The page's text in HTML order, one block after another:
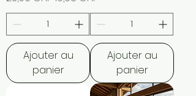
Ajouter au
panier
Ajouter au
panier